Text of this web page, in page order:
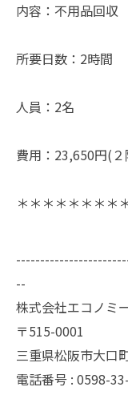
内容：不用品回収
所要日数：2時間
人員：2名
費用：23,650円(２
＊＊＊＊＊＊＊＊
--
株式会社エコノミ
〒515-0001
三重県松阪市大口
電話番号 : 0598-